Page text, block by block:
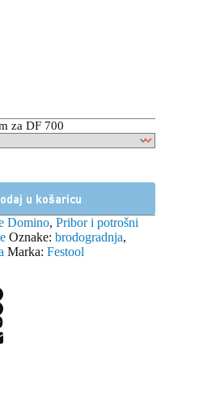
za DF 700
u košaricu
Domino, Pribor i potrošni
Oznake: brodogradnja,
Marka: Festool